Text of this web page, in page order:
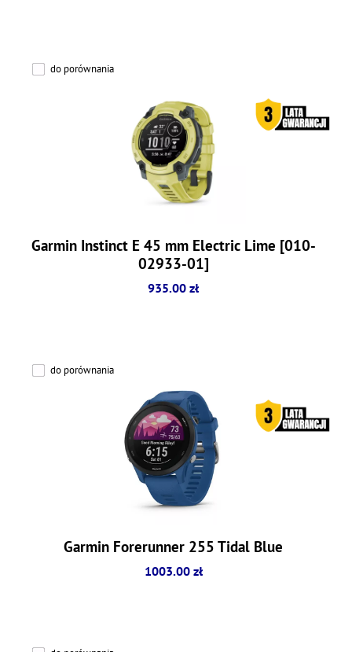
do porównania
Garmin Instinct E 45 mm Electric Lime [010-
02933-01]
935.00 zł
do porównania
Garmin Forerunner 255 Tidal Blue
1003.00 zł